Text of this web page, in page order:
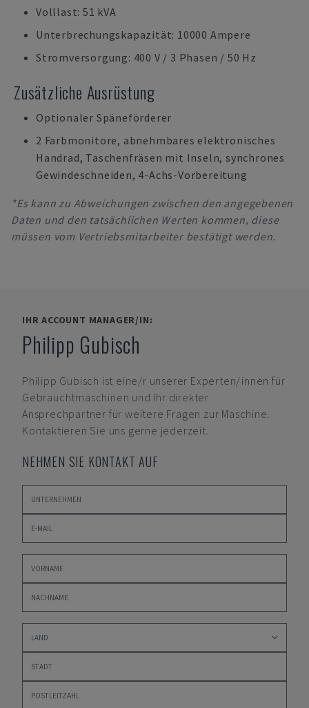
Volllast: 51 kVA
Unterbrechungskapazität: 10000 Ampere
Stromversorgung: 400 V / 3 Phasen / 50 Hz
Zusätzliche Ausrüstung
Optionaler Späneförderer
2 Farbmonitore, abnehmbares elektronisches
Handrad, Taschenfräsen mit Inseln, synchrones
Gewindeschneiden, 4-Achs-Vorbereitung
*Es kann zu Abweichungen zwischen den angegebenen
Daten und den tatsächlichen Werten kommen, diese
müssen vom Vertriebsmitarbeiter bestätigt werden.
IHR ACCOUNT MANAGER/IN:
Philipp Gubisch
Philipp Gubisch ist eine/r unserer Experten/innen für
Gebrauchtmaschinen und Ihr direkter
Ansprechpartner für weitere Fragen zur Maschine.
Kontaktieren Sie uns gerne jederzeit.
NEHMEN SIE KONTAKT AUF